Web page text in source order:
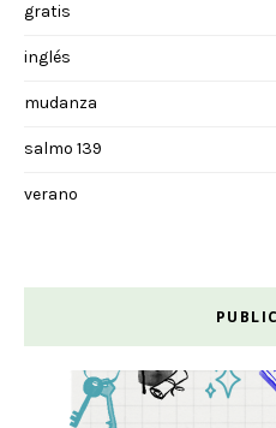
gratis
inglés
mudanza
salmo 139
verano